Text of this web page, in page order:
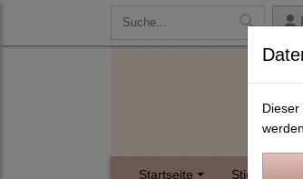
Startseite Stickdateien